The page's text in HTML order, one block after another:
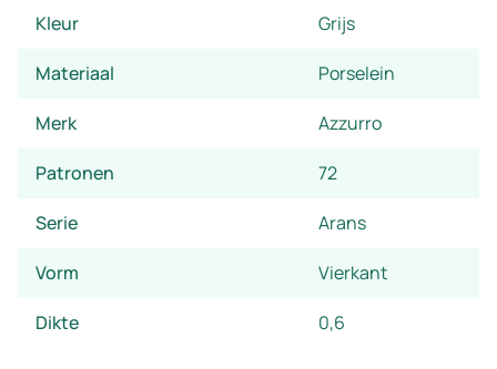
Kleur Grijs
Materiaal Porselein
Merk Azzurro
Patronen 72
Serie Arans
Vorm Vierkant
Dikte 0,6